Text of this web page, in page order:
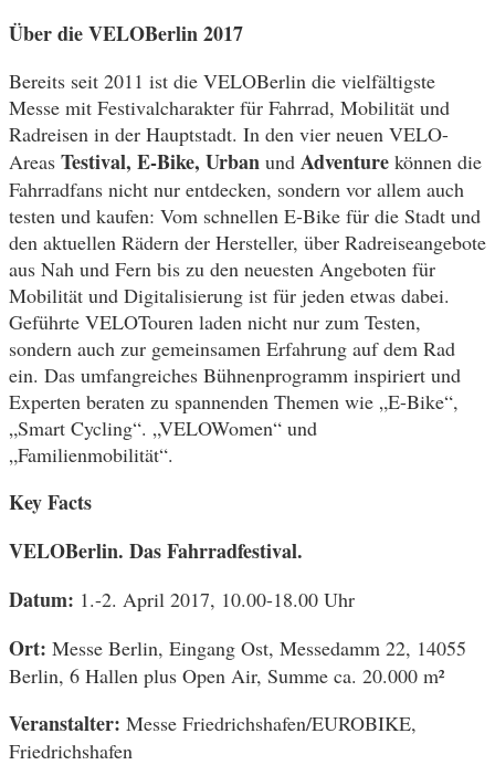
Über die VELOBerlin 2017
Bereits seit 2011 ist die VELOBerlin die vielfältigste
Messe mit Festivalcharakter für Fahrrad, Mobilität und
Radreisen in der Hauptstadt. In den vier neuen VELO-
Areas Testival, E-Bike, Urban und Adventure können die
Fahrradfans nicht nur entdecken, sondern vor allem auch
testen und kaufen: Vom schnellen E-Bike für die Stadt und
den aktuellen Rädern der Hersteller, über Radreiseangebote
aus Nah und Fern bis zu den neuesten Angeboten für
Mobilität und Digitalisierung ist für jeden etwas dabei.
Geführte VELOTouren laden nicht nur zum Testen,
sondern auch zur gemeinsamen Erfahrung auf dem Rad
ein. Das umfangreiches Bühnenprogramm inspiriert und
Experten beraten zu spannenden Themen wie „E-Bike“,
„Smart Cycling“. „VELOWomen“ und
„Familienmobilität“.
Key Facts
VELOBerlin. Das Fahrradfestival.
Datum: 1.-2. April 2017, 10.00-18.00 Uhr
Ort: Messe Berlin, Eingang Ost, Messedamm 22, 14055
Berlin, 6 Hallen plus Open Air, Summe ca. 20.000 m²
Veranstalter: Messe Friedrichshafen/EUROBIKE,
Friedrichshafen